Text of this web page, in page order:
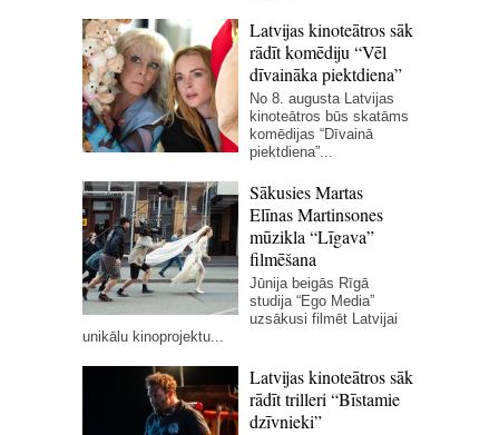
Latvijas kinoteātros sāk
rādīt komēdiju “Vēl
dīvaināka piektdiena”
No 8. augusta Latvijas
kinoteātros būs skatāms
komēdijas “Dīvainā
piektdiena”...
Sākusies Martas
Elīnas Martinsones
mūzikla “Līgava”
filmēšana
Jūnija beigās Rīgā
studija “Ego Media”
uzsākusi filmēt Latvijai
unikālu kinoprojektu...
Latvijas kinoteātros sāk
rādīt trilleri “Bīstamie
dzīvnieki”